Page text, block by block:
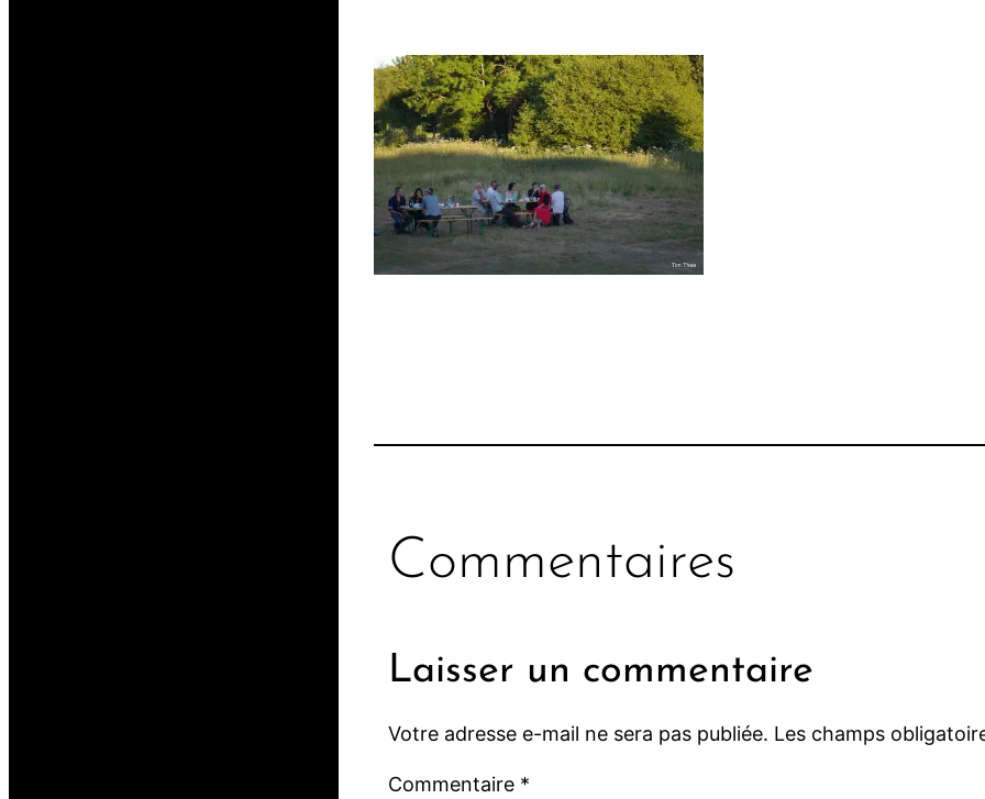
Commentaires
Laisser un commentaire
Votre adresse e-mail ne sera pas publiée. Les champs
Commentaire *